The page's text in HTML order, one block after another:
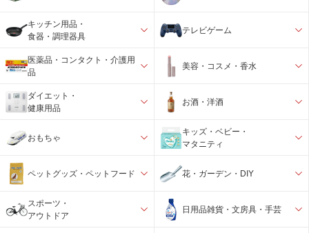
キッチン用品・
食器・調理器具
テレビゲーム
医薬品・コンタクト・介護用
品
美容・コスメ・香水
ダイエット・
健康用品
お酒・洋酒
おもちゃ
キッズ・ベビー・
マタニティ
ペットグッズ・ペットフード 花・ガーデン・DIY
スポーツ・
アウトドア
日用品雑貨・文房具・手芸